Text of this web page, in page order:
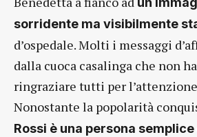
sorridente ma visibilmente
d’ospedale. Molti i messaggi
dalla cuoca casalinga che non
ringraziare tutti per
Nonostante la popolarità
Rossi è una persona